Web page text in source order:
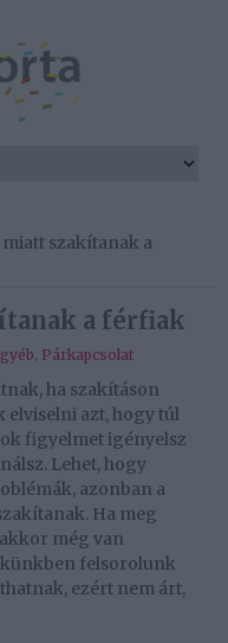
miatt szakítanak a
a férfiak
, Párkapcsolat
ha szakításon
elviselni azt, hogy túl
figyelmet igényelsz
Lehet, hogy
azonban a
Ha meg
még van
felsorolunk
ezért nem árt,